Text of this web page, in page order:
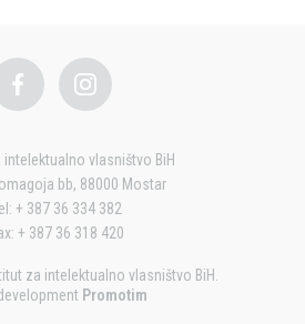
intelektualno vlasništvo BiH
bb, 88000 Mostar
+ 387 36 334 382
+ 387 36 318 420
za intelektualno vlasništvo BiH.
Promotim